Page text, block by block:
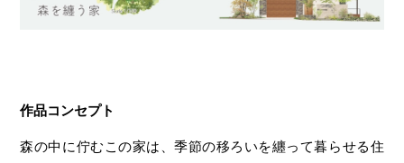
作品コンセプト
森の中に佇むこの家は、季節の移ろいを纏って暮らせる住